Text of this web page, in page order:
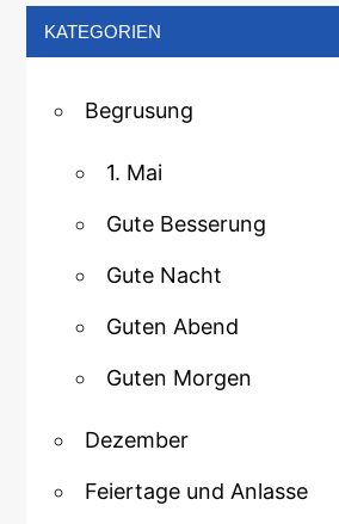
KATEGORIEN
Begrusung
1. Mai
Gute Besserung
Gute Nacht
Guten Abend
Guten Morgen
Dezember
Feiertage und Anlasse